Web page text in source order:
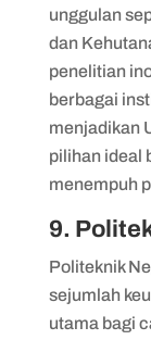
unggulan
dan
penelitian
berbagai
menjadikan
pilihan ideal
menempuh
9.
Politeknik
sejumlah
utama bagi